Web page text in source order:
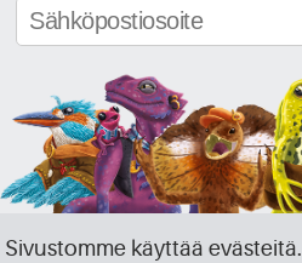
Sivustomme käyttää evästeitä.